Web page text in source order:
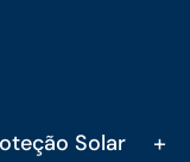
Solar +